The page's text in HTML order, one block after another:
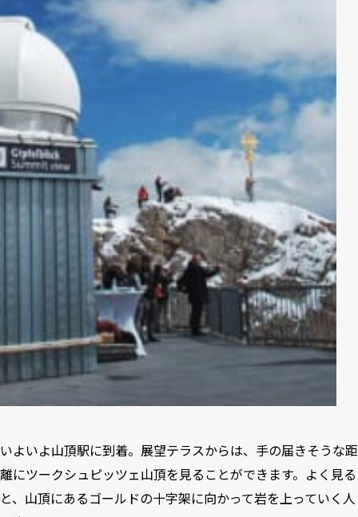
いよいよ山頂駅に到着。展望テラスからは、手の届きそうな距
離にツークシュピッツェ山頂を見ることができます。よく見る
と、山頂にあるゴールドの十字架に向かって岩を上っていく人